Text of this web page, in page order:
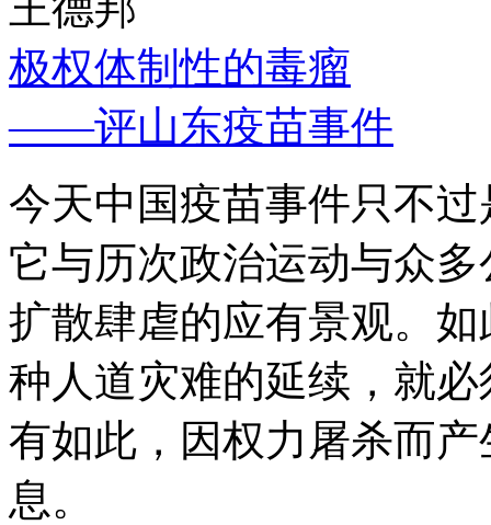
极权体制性的毒瘤
——评山东疫苗事件
今天中国疫苗事件只不
它与历次政治运动与众
扩散肆虐的应有景观。
种人道灾难的延续，就
有如此，因权力屠杀而
息。